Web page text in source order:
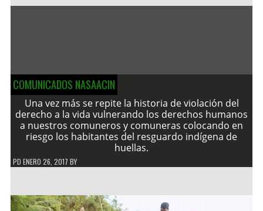
COMUNICADOS NASAACIN
Una vez más se repite la historia de violación del
derecho a la vida vulnerando los derechos humanos
a nuestros comuneros y comuneras colocando en
riesgo los habitantes del resguardo indígena de
huellas.
PD ENERO 26, 2017 BY